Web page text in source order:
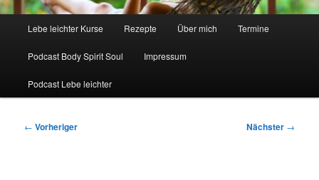
Lebe leichter Kurse Rezepte Über mich Termine
Podcast Body Spirit Soul Impressum
Podcast Lebe leichter
Beitragsnavigation
← Vorheriger Nächster →